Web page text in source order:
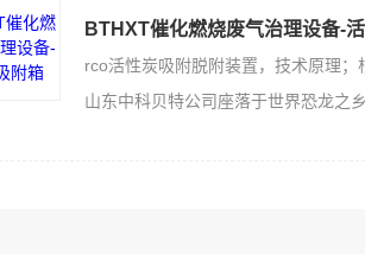
BTHXT催化燃烧废气治理设备-
山东中科贝特公司座落于世界恐龙之乡的山东诸城，是一家集科技开发、生产